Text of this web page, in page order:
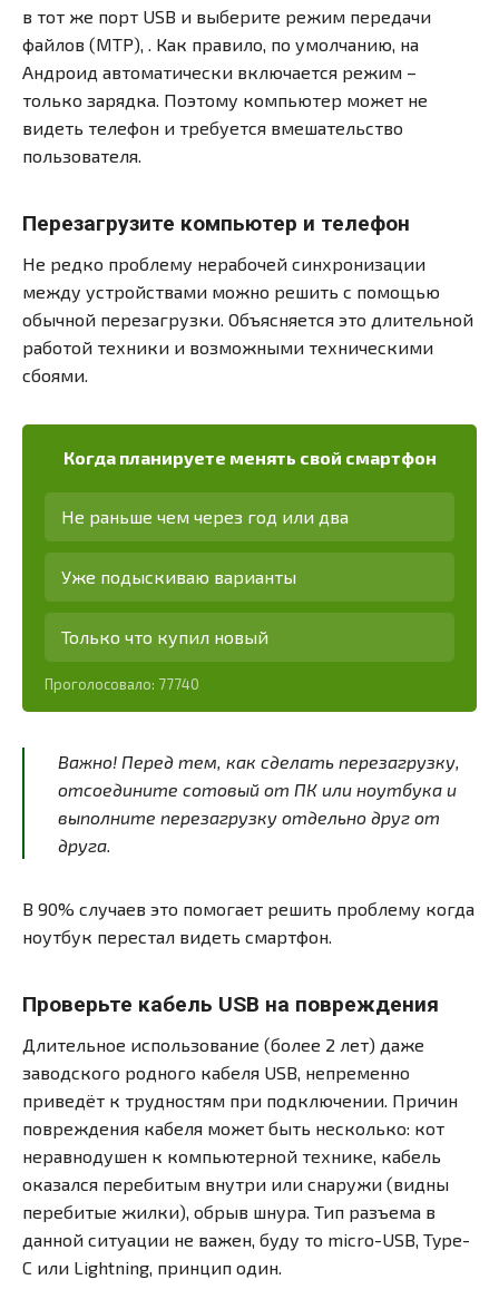
в тот же порт USB и выберите режим передачи
файлов (MTP), . Как правило, по умолчанию, на
Андроид автоматически включается режим –
только зарядка. Поэтому компьютер может не
видеть телефон и требуется вмешательство
пользователя.
Перезагрузите компьютер и телефон
Не редко проблему нерабочей синхронизации
между устройствами можно решить с помощью
обычной перезагрузки. Объясняется это длительной
работой техники и возможными техническими
сбоями.
Когда планируете менять свой смартфон
Не раньше чем через год или два
Уже подыскиваю варианты
Только что купил новый
Проголосовало: 77740
Важно! Перед тем, как сделать перезагрузку,
отсоедините сотовый от ПК или ноутбука и
выполните перезагрузку отдельно друг от
друга.
В 90% случаев это помогает решить проблему когда
ноутбук перестал видеть смартфон.
Проверьте кабель USB на повреждения
Длительное использование (более 2 лет) даже
заводского родного кабеля USB, непременно
приведёт к трудностям при подключении. Причин
повреждения кабеля может быть несколько: кот
неравнодушен к компьютерной технике, кабель
оказался перебитым внутри или снаружи (видны
перебитые жилки), обрыв шнура. Тип разъема в
данной ситуации не важен, буду то micro-USB, Type-
C или Lightning, принцип один.